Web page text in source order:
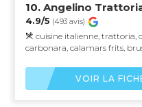
10.Angelino
4.9/5 (493 avis)
cuisine italienne, trattoria,
carbonara, calamars frits,
VOIR LA